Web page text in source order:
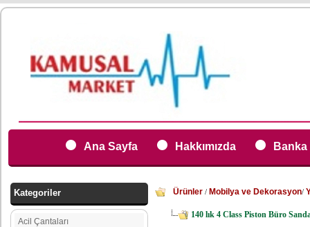
Ana Sayfa Hakkımızda Banka
Kategoriler
Acil Çantaları
Ürünler / Mobilya ve Dekorasyon/
140 lık 4 Class Piston Büro